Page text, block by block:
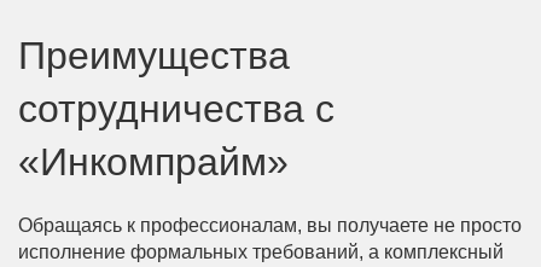
Преимущества
сотрудничества с
«Инкомпрайм»
Обращаясь к профессионалам, вы получаете не просто
исполнение формальных требований, а комплексный